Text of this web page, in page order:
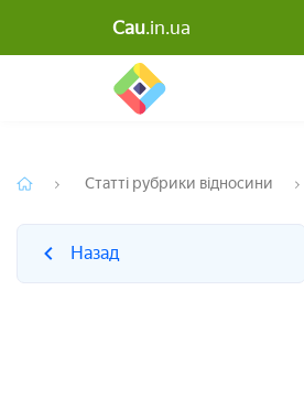
Cau.in.ua
Назад
Статті рубрики відносини
Назад